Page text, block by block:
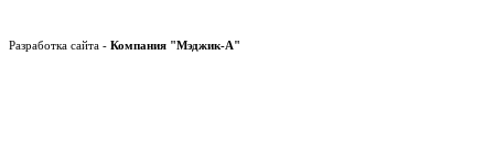
Разработка сайта - Компания "Мэджик-А"